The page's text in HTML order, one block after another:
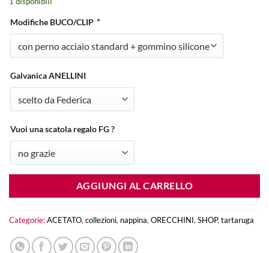
Modifiche BUCO/CLIP *
Galvanica ANELLINI
Vuoi una scatola regalo FG ?
AGGIUNGI AL CARRELLO
Categorie:ACETATO,collezioni, nappina,ORECCHINI,SHOP,tartaruga